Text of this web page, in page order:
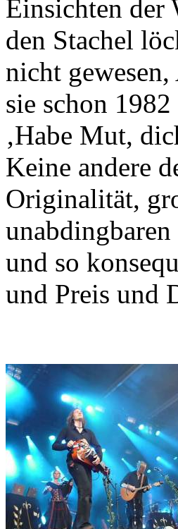
Einsichten der
den Stachel
nicht
sie schon
‚Habe Mut,
Keine andere
Originalität,
und so
und Preis und